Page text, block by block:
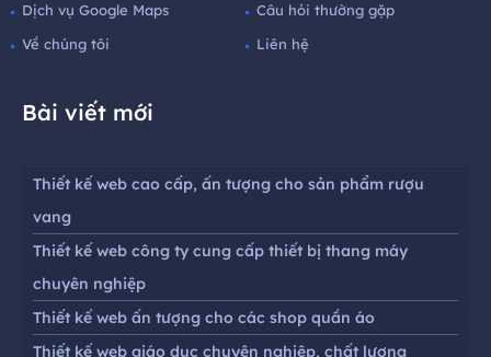
Dịch vụ Google Maps
Về chúng tôi
Câu hỏi thường gặp
Liên hệ
Bài viết mới
Thiết kế web cao cấp, ấn tượng cho sản phẩm rượu
vang
Thiết kế web công ty cung cấp thiết bị thang máy
chuyên nghiệp
Thiết kế web ấn tượng cho các shop quần áo
Thiết kế web giáo dục chuyên nghiệp, chất lượng